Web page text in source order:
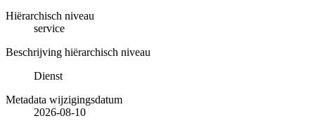
Hiërarchisch niveau
service
Beschrijving hiërarchisch niveau
Dienst
Metadata wijzigingsdatum
2026-08-10